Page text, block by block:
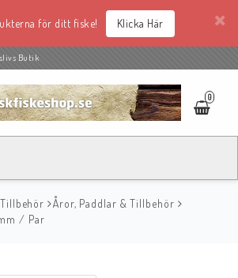
för ditt fiske! Klicka Här
Butik
0
Åror, Paddlar & Tillbehör
/ Par